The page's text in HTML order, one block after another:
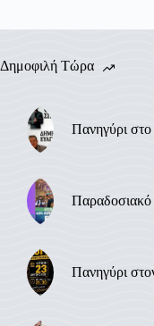
Δημοφιλή Τώρα
Πανηγύρι στο
Παραδοσιακό
Πανηγύρι